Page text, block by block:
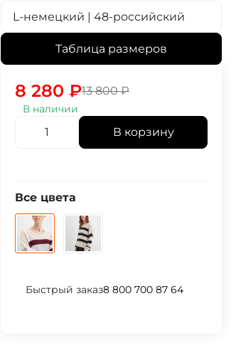
L-немецкий | 48-российский
Таблица размеров
13 800₽
8 280 ₽
В наличии
В корзину
Все цвета
Быстрый заказ8 800 700 87 64